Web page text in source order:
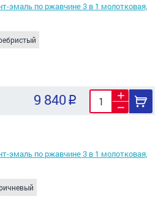
эмаль по ржавчине 3 в 1 молотковая,
9 840
эмаль по ржавчине 3 в 1 молотковая,